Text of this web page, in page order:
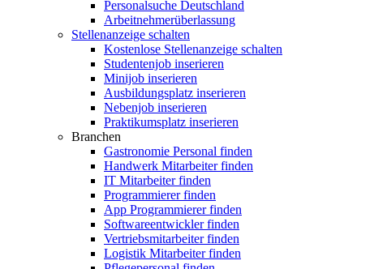
Personalsuche Deutschland
Arbeitnehmerüberlassung
Stellenanzeige schalten
Kostenlose Stellenanzeige schalten
Studentenjob inserieren
Minijob inserieren
Ausbildungsplatz inserieren
Nebenjob inserieren
Praktikumsplatz inserieren
Branchen
Gastronomie Personal finden
Handwerk Mitarbeiter finden
IT Mitarbeiter finden
Programmierer finden
App Programmierer finden
Softwareentwickler finden
Vertriebsmitarbeiter finden
Logistik Mitarbeiter finden